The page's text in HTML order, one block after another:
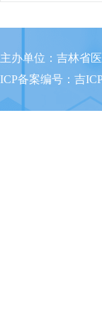
主办单位：吉林省
ICP备案编号： 吉